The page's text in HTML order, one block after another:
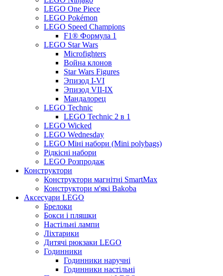
LEGO One Piece
LEGO Pokémon
LEGO Speed Champions
F1® Формула 1
LEGO Star Wars
Microfighters
Война клонов
Star Wars Figures
Эпизод I-VI
Эпизод VII-IX
Мандалорец
LEGO Technic
LEGO Technic 2 в 1
LEGO Wicked
LEGO Wednesday
LEGO Міні набори (Mini polybags)
Рідкісні набори
LEGO Розпродаж
Конструктори
Конструктори магнітні SmartMax
Конструктори м'які Bakoba
Аксесуари LEGO
Брелоки
Бокси і пляшки
Настільні лампи
Ліхтарики
Дитячі рюкзаки LEGO
Годинники
Годинники наручні
Годинники настільні